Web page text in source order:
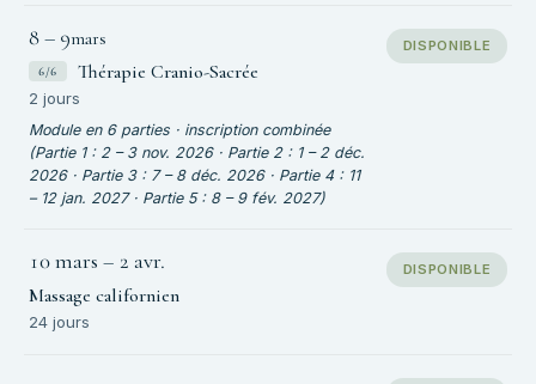
8– 9mars
6/6 Thérapie Cranio-Sacrée
2 jours
Module en 6 parties · inscription combinée
(Partie 1 : 2 – 3 nov. 2026 · Partie 2 : 1 – 2 déc.
2026 · Partie 3 : 7 – 8 déc. 2026 · Partie 4 : 11
– 12 jan. 2027 · Partie 5 : 8 – 9 fév. 2027)
DISPONIBLE
10 mars – 2 avr.
Massage californien
24 jours
DISPONIBLE